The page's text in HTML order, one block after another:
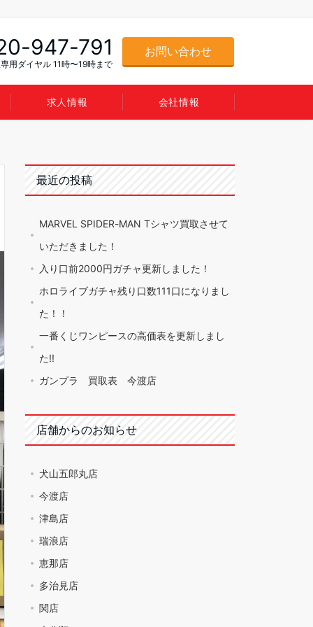
947-791
用ダイヤル 11時〜19時まで
お問い合わせ
求人情報 会社情報
最近の投稿
MARVEL SPIDER-MAN Tシャツ買取させて
いただきました！
入り口前2000円ガチャ更新しました！
ホロライブガチャ残り口数111口になりまし
た！！
一番くじワンピースの高価表を更新しまし
た!!
ガンプラ 買取表 今渡店
店舗からのお知らせ
犬山五郎丸店
今渡店
津島店
瑞浪店
恵那店
多治見店
関店